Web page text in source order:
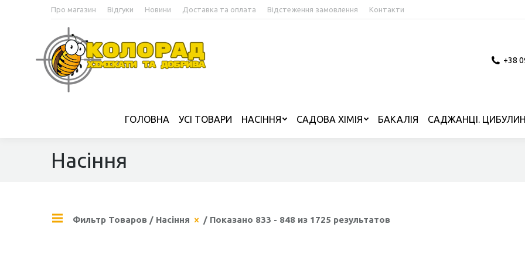
Про магазин Відгуки Новини Доставка та оплата Відстеження замовлення Контакти
+38
ГОЛОВНА УСІ ТОВАРИ НАСІННЯ САДОВА ХІМІЯ БАКАЛІЯ САДЖАНЦІ.
Насіння
Фильтр Товаров / Насіння / Показано 833 - 848 из 1725 результатов